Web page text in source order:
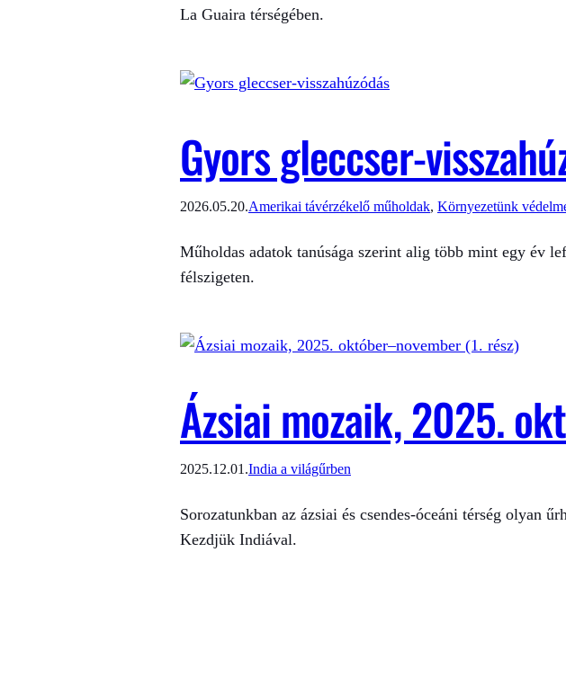
La Guaira térségében.
Gyors gleccser-
2026.05.20.Amerikai távérzékelő műholdak, Környezetünk
Műholdas adatok tanúsága szerint alig több mint egy év
félszigeten.
Ázsiai mozaik, 2025.
2025.12.01.India a világűrben
Sorozatunkban az ázsiai és csendes-óceáni térség olyan
Kezdjük Indiával.